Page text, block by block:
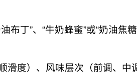
布丁”、“牛奶蜂蜜”或“奶油
滑度）、风味层次（前调、